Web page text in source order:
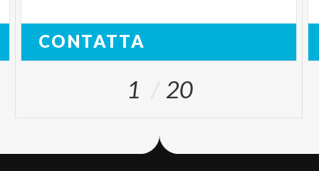
CONTATTA
1 20